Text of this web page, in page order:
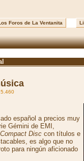
Foros de La Ventanita
español a precios muy
Gémini de EMI,
Compact Disc con títulos e
es algo que no
para ningún aficionado